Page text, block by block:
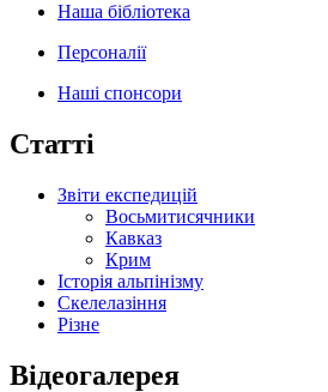
Наша бібліотека
Персоналії
Наші спонсори
Статті
Звіти експедицій
Восьмитисячники
Кавказ
Крим
Історія альпінізму
Скелелазіння
Різне
Відеогалерея